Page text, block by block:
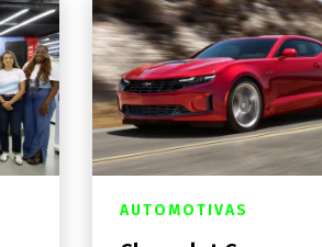
AUTOMOTIVAS